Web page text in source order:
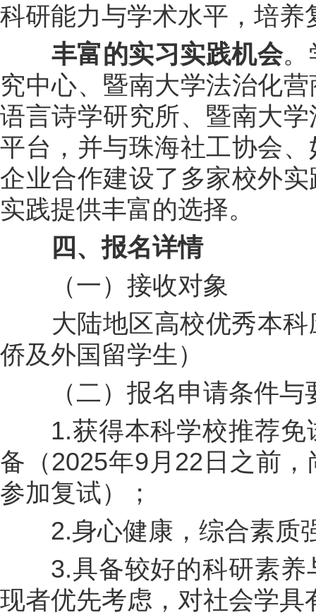
科研能力与学术水平，培养
丰富的实习实践机会。
究中心、暨南大学法治化
语言诗学研究所、暨南大
平台，并与珠海社工协会
企业合作建设了多家校外
实践提供丰富的选择。
四、报名详情
（一）接收对象
大陆地区高校优秀本科
侨及外国留学生）
（二）报名申请条件与
1.获得本科学校推荐免
备（2025年9月22日之前
参加复试）；
2.身心健康，综合素质
3.具备较好的科研素养
现者优先考虑，对社会学